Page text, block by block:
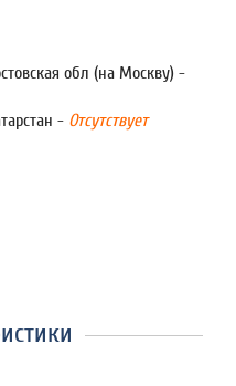
обл (на Москву) -
- Отсутствует